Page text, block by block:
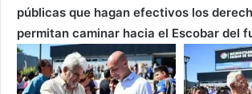
públicas que hagan efectivos los
permitan caminar hacia el Escobar del